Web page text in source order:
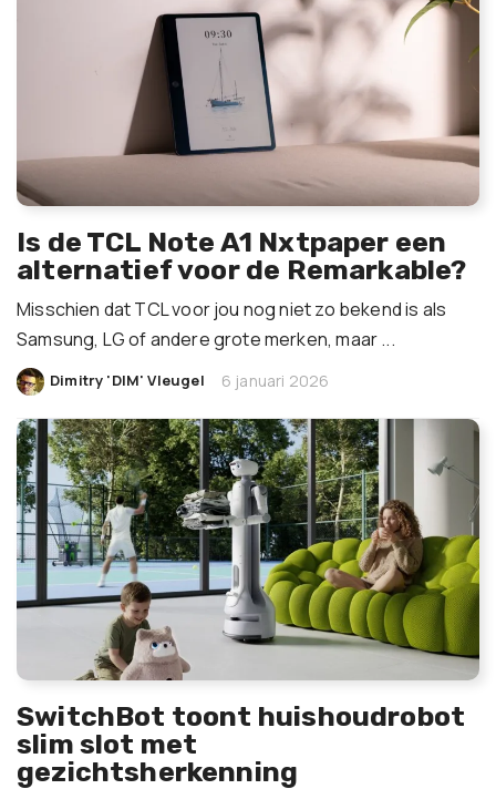
Is de TCL Note A1 Nxtpaper een
alternatief voor de Remarkable?
Misschien dat TCL voor jou nog niet zo bekend is als
Samsung, LG of andere grote merken, maar ...
Dimitry 'DIM' Vleugel 6 januari 2026
SwitchBot toont huishoudrobot
slim slot met
gezichtsherkenning